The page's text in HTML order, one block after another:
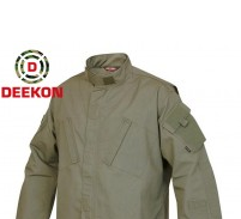
Camouflage Uniform BDU
พร้อมธง